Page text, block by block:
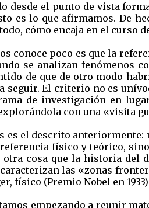
desde el punto de vista
es lo que afirmamos. De
cómo encaja en el
conoce poco es que la
se analizan fenómenos
de que de otro modo
El criterio no es
de investigación en
con una «visita
es el descrito
referencia físico y teórico,
cosa que la historia del
las «zonas
físico (Premio Nobel en
empezando a reunir